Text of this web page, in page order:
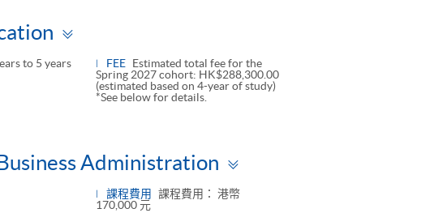
panel
to 5 years FEE Estimated total fee for the
Spring 2027 cohort: HK$288,300.00
(estimated based on 4-year of study)
*See below for details.
Administration
課程費用
課程費用： 港幣
170,000 元